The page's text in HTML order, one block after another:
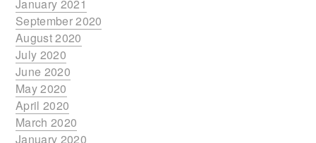
January 2021
September 2020
August 2020
July 2020
June 2020
May 2020
April 2020
March 2020
January 2020